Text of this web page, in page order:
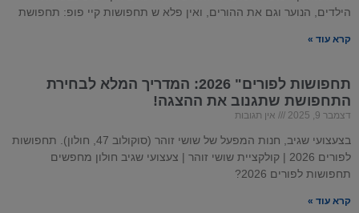
הילדים, הנוער וגם את ההורים, ואין פלא ש תחפושות קיי פופ: תחפושת
קרא עוד »
תחפושות לפורים" 2026: המדריך המלא לבחירת
התחפושת שתגנוב את ההצגה!
דצמבר 9, 2025 אין תגובות
בצעצועי שגיב, חנות המפעל של שושי זוהר (סוקולוב 47, חולון). תחפושות
לפורים 2026 | קולקציית שושי זוהר | צעצועי שגיב חולון מחפשים
תחפושות לפורים 2026?
קרא עוד »